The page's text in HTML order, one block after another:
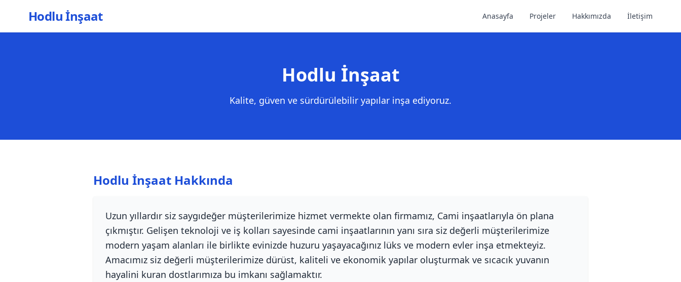
Hodlu İnşaat Anasayfa Projeler Hakkımızda İletişim
Hodlu İnşaat
Kalite, güven ve sürdürülebilir yapılar inşa ediyoruz.
Hodlu İnşaat Hakkında
Uzun yıllardır siz saygıdeğer müşterilerimize hizmet vermekte olan firmamız, Cami inşaatlarıyla ön plana
çıkmıştır. Gelişen teknoloji ve iş kolları sayesinde cami inşaatlarının yanı sıra siz değerli müşterilerimize
modern yaşam alanları ile birlikte evinizde huzuru yaşayacağınız lüks ve modern evler inşa etmekteyiz.
Amacımız siz değerli müşterilerimize dürüst, kaliteli ve ekonomik yapılar oluşturmak ve sıcacık yuvanın
hayalini kuran dostlarımıza bu imkanı sağlamaktır.